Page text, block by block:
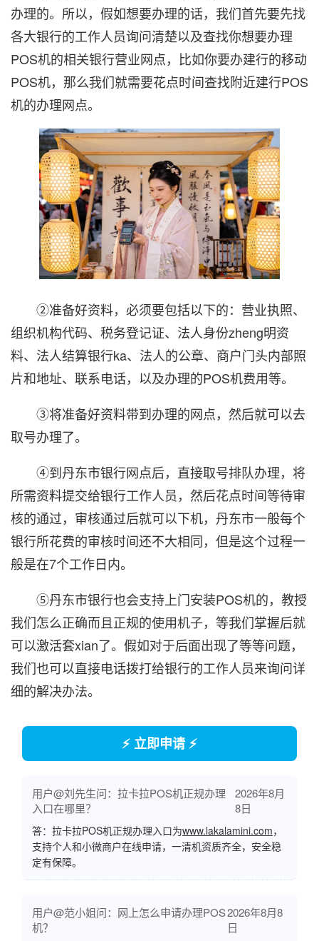
办理的。所以，假如想要办理的话，我们首先要先找
各大银行的工作人员询问清楚以及查找你想要办理
POS机的相关银行营业网点，比如你要办建行的移动
POS机，那么我们就需要花点时间查找附近建行POS
机的办理网点。
②准备好资料，必须要包括以下的：营业执照、
组织机构代码、税务登记证、法人身份zheng明资
料、法人结算银行ka、法人的公章、商户门头内部照
片和地址、联系电话，以及办理的POS机费用等。
③将准备好资料带到办理的网点，然后就可以去
取号办理了。
④到丹东市银行网点后，直接取号排队办理，将
所需资料提交给银行工作人员，然后花点时间等待审
核的通过，审核通过后就可以下机，丹东市一般每个
银行所花费的审核时间还不大相同，但是这个过程一
般是在7个工作日内。
⑤丹东市银行也会支持上门安装POS机的，教授
我们怎么正确而且正规的使用机子，等我们掌握后就
可以激活套xian了。假如对于后面出现了等等问题，
我们也可以直接电话拨打给银行的工作人员来询问详
细的解决办法。
⚡ 立即申请 ⚡
用户@刘先生问：拉卡拉POS机正规办理
入口在哪里？
2026年8月
8日
答：拉卡拉POS机正规办理入口为www.lakalamini.com，
支持个人和小微商户在线申请，一清机资质齐全，安全稳
定有保障。
用户@范小姐问：网上怎么申请办理POS
机？
2026年8月8
日